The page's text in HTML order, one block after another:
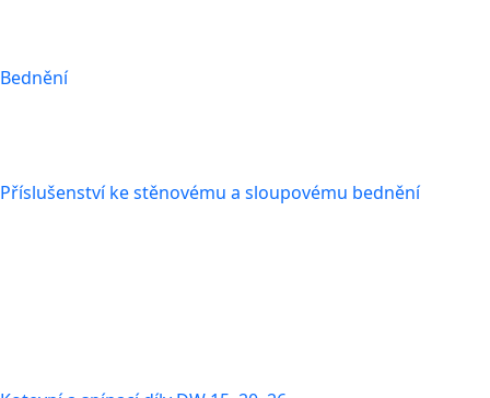
Bednění
Příslušenství ke stěnovému a sloupovému bednění